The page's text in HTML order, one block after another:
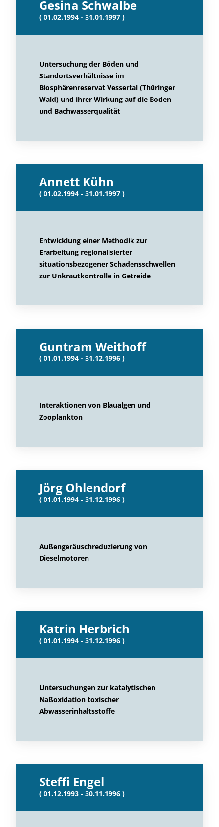
Gesina Schwalbe
( 01.02.1994 - 31.01.1997 )
Untersuchung der Böden und
Standortsverhältnisse im
Biosphärenreservat Vessertal (Thüringer
Wald) und ihrer Wirkung auf die Boden-
und Bachwasserqualität
Annett Kühn
( 01.02.1994 - 31.01.1997 )
Entwicklung einer Methodik zur
Erarbeitung regionalisierter
situationsbezogener Schadensschwellen
zur Unkrautkontrolle in Getreide
Guntram Weithoff
( 01.01.1994 - 31.12.1996 )
Interaktionen von Blaualgen und
Zooplankton
Jörg Ohlendorf
( 01.01.1994 - 31.12.1996 )
Außengeräuschreduzierung von
Dieselmotoren
Katrin Herbrich
( 01.01.1994 - 31.12.1996 )
Untersuchungen zur katalytischen
Naßoxidation toxischer
Abwasserinhaltsstoffe
Steffi Engel
( 01.12.1993 - 30.11.1996 )